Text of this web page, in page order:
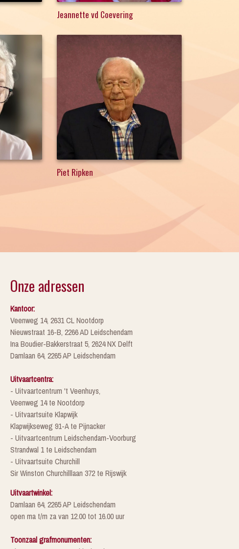
Jeannette vd Coevering
Piet Ripken
Onze adressen
Kantoor:
Veenweg 14, 2631 CL Nootdorp
Nieuwstraat 16-B, 2266 AD Leidschendam
Ina Boudier-Bakkerstraat 5, 2624 NX Delft
Damlaan 64, 2265 AP Leidschendam
Uitvaartcentra:
- Uitvaartcentrum 't Veenhuys,
Veenweg 14 te Nootdorp
- Uitvaartsuite Klapwijk
Klapwijkseweg 91-A te Pijnacker
- Uitvaartcentrum Leidschendam-Voorburg
Strandwal 1 te Leidschendam
- Uitvaartsuite Churchill
Sir Winston Churchilllaan 372 te Rijswijk
Uitvaartwinkel:
Damlaan 64, 2265 AP Leidschendam
open ma t/m za van 12.00 tot 16.00 uur
Toonzaal grafmonumenten: